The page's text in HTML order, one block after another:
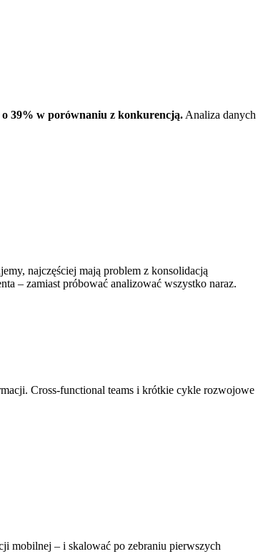
39% w porównaniu z konkurencją. Analiza danych
najczęściej mają problem z konsolidacją
– zamiast próbować analizować wszystko naraz.
Cross-functional teams i krótkie cykle rozwojowe
mobilnej – i skalować po zebraniu pierwszych